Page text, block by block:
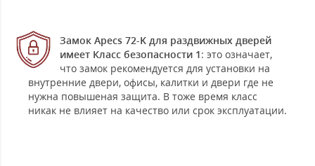
Замок Apecs 72-K для раздвижных дверей
имеет Класс безопасности 1: это означает,
что замок рекомендуется для установки на
внутренние двери, офисы, калитки и двери где не
нужна повышеная защита. В тоже время класс
никак не влияет на качество или срок эксплуатации.